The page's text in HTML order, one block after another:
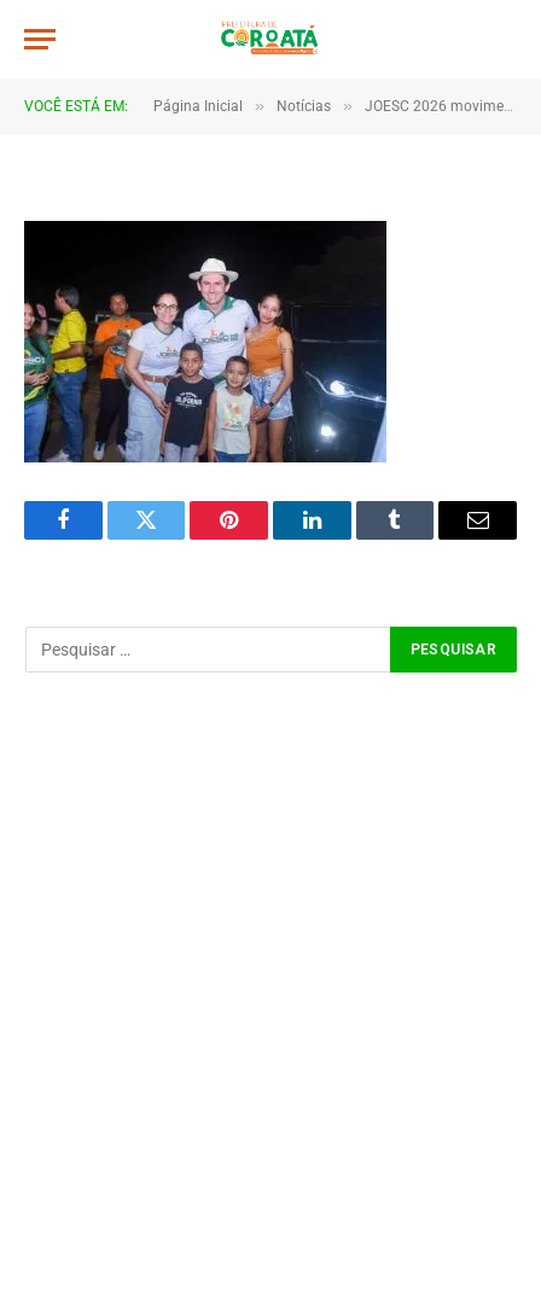
VOCÊ ESTÁ EM: Página Inicial » Notícias » JOESC 2026 movimenta escolas e reúne estudantes em grande celebração do esporte em Coroatá
JWR_7873
FacebookTwitter Pinterest LinkedInTumblr Email